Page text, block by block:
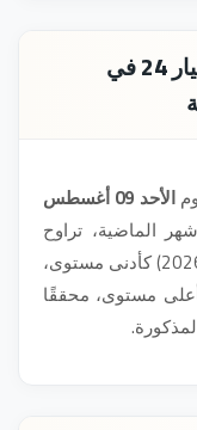
📊 تقرير عن سعر جرام الذهب عيار 24 في
الأحد 09 أغسطس
الماضية، تراوح
(بتاريخ 16 يوليو 2026) كأدنى مستوى،
11 مايو 2026) كأعلى مستوى، محققًا